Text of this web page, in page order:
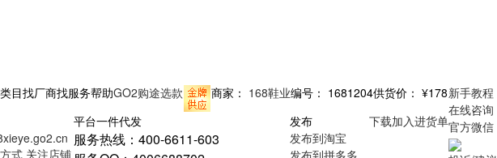
目找厂商找服务帮助
新手教程
在线咨询
官方微信
GO2购途选款 商家： 168鞋业编号： 1681204供货价： ¥178
平台一件代发
服务热线：400-6611-603
发布
发布到淘宝
发布到拼多多
下载加入进货单
式 关注店铺